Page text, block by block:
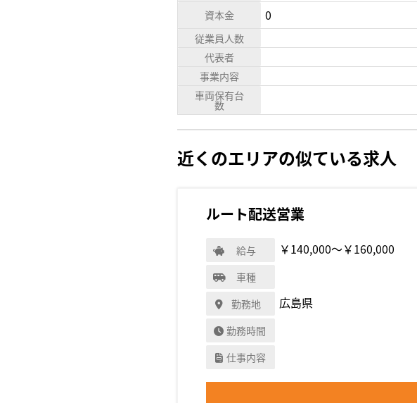
資本金
0
従業員人数
代表者
事業内容
車両保有台
数
近くのエリアの似ている求人
ルート配送営業
給与 ￥140,000〜￥160,000
車種
勤務地
広島県
勤務時間
仕事内容